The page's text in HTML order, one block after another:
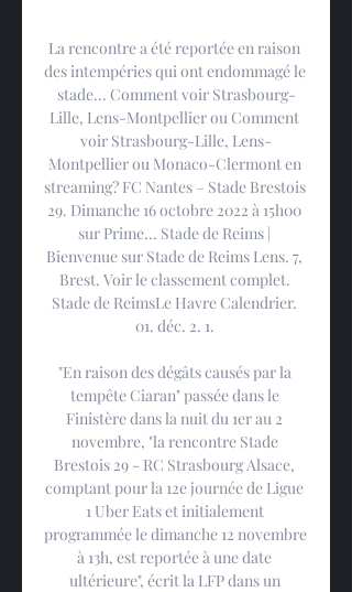
La rencontre a été reportée en raison
des intempéries qui ont endommagé le
stade... Comment voir Strasbourg-
Lille, Lens-Montpellier ou Comment
voir Strasbourg-Lille, Lens-
Montpellier ou Monaco-Clermont en
streaming? FC Nantes – Stade Brestois
29. Dimanche 16 octobre 2022 à 15h00
sur Prime... Stade de Reims |
Bienvenue sur Stade de Reims Lens. 7,
Brest. Voir le classement complet.
Stade de ReimsLe Havre Calendrier.
01. déc. 2. 1.
"En raison des dégâts causés par la
tempête Ciaran" passée dans le
Finistère dans la nuit du 1er au 2
novembre, "la rencontre Stade
Brestois 29 - RC Strasbourg Alsace,
comptant pour la 12e journée de Ligue
1 Uber Eats et initialement
programmée le dimanche 12 novembre
à 13h, est reportée à une date
ultérieure", écrit la LFP dans un